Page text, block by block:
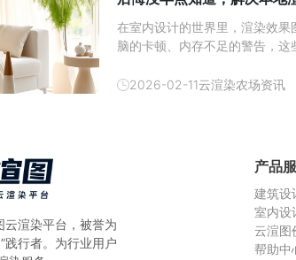
在室内设计的世界里，渲染效
脑的卡顿、内存不足的警告，这
云渲染农场——瑞云渲图，它不
2026-02-11云渲染农场资讯
云渲染平台 ，被誉为
践行者。为行业用户
产品
建筑设
室内设
云渲图
帮助中